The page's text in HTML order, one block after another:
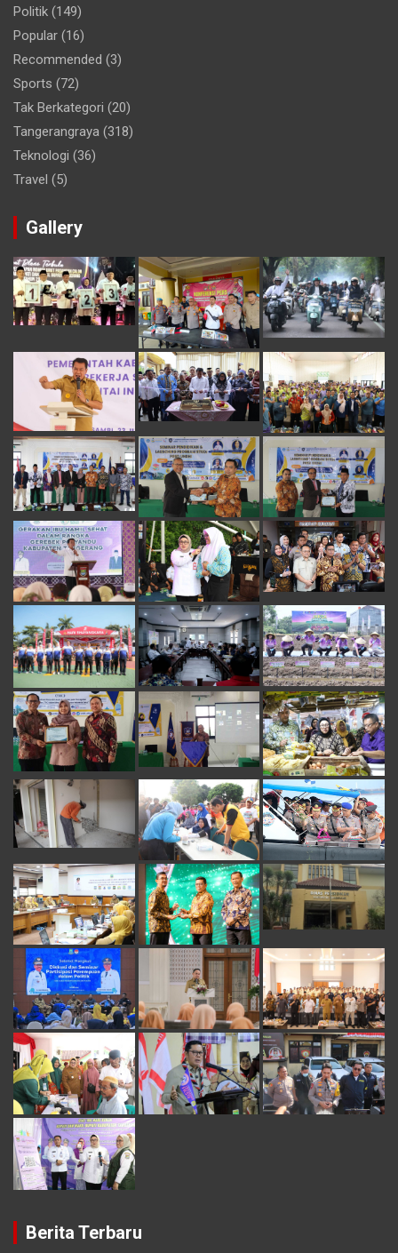
Politik (149)
Popular (16)
Recommended (3)
Sports (72)
Tak Berkategori (20)
Tangerangraya (318)
Teknologi (36)
Travel (5)
Gallery
Berita Terbaru